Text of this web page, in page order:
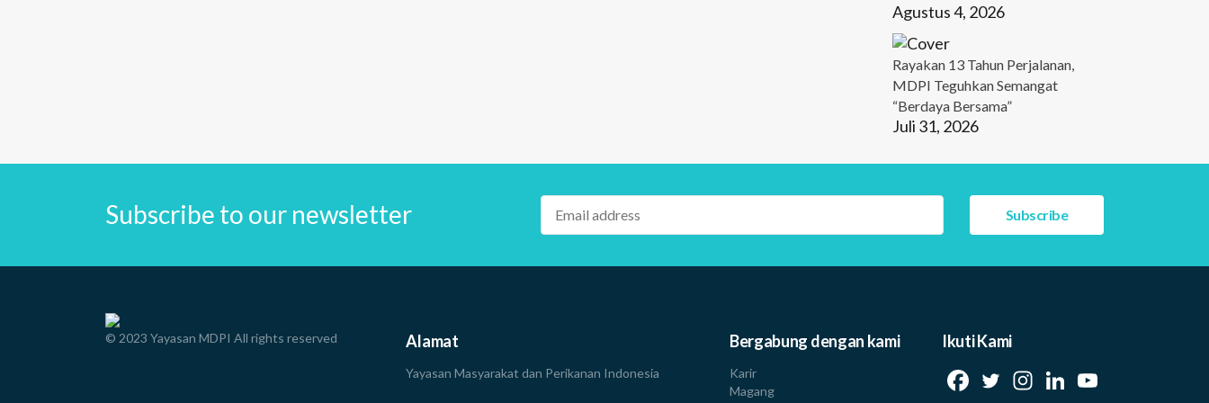
Agustus 4, 2026
Rayakan 13 Tahun Perjalanan,
MDPI Teguhkan Semangat
“Berdaya Bersama”
Juli 31, 2026
Subscribe to our newsletter
© 2023 Yayasan MDPI All rights reserved Alamat
Yayasan Masyarakat dan Perikanan Indonesia
Bergabung dengan kami
Karir
Magang
Ikuti Kami